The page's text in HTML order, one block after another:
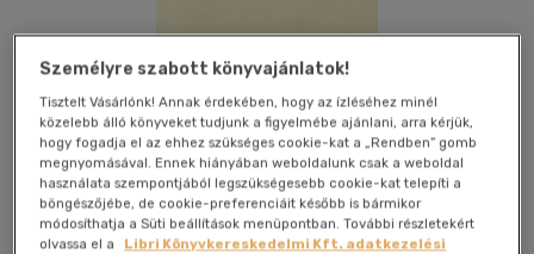
Személyre szabott könyvajánlatok!
Tisztelt Vásárlónk! Annak érdekében, hogy az ízléséhez minél
közelebb álló könyveket tudjunk a figyelmébe ajánlani, arra kérjük,
hogy fogadja el az ehhez szükséges cookie-kat a „Rendben” gomb
megnyomásával. Ennek hiányában weboldalunk csak a weboldal
használata szempontjából legszükségesebb cookie-kat telepíti a
böngészőjébe, de cookie-preferenciáit később is bármikor
módosíthatja a Süti beállítások menüpontban. További részletekért
olvassa el a
Libri Könyvkereskedelmi Kft. adatkezelési